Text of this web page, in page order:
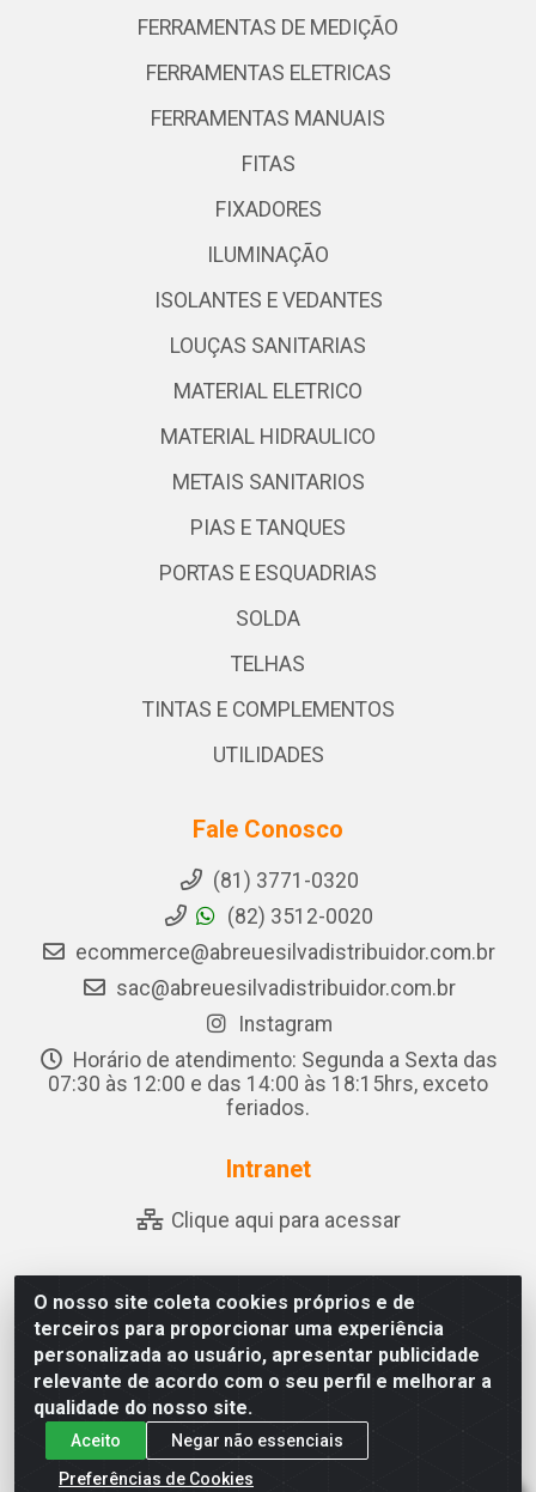
O nosso site coleta cookies próprios e de
terceiros para proporcionar uma experiência
personalizada ao usuário, apresentar publicidade
relevante de acordo com o seu perfil e melhorar a
qualidade do nosso site.
Aceito
Negar não essenciais
Preferências de Cookies
FERRAMENTAS DE MEDIÇÃO
FERRAMENTAS ELETRICAS
FERRAMENTAS MANUAIS
FITAS
FIXADORES
ILUMINAÇÃO
ISOLANTES E VEDANTES
LOUÇAS SANITARIAS
MATERIAL ELETRICO
MATERIAL HIDRAULICO
METAIS SANITARIOS
PIAS E TANQUES
PORTAS E ESQUADRIAS
SOLDA
TELHAS
TINTAS E COMPLEMENTOS
UTILIDADES
Fale Conosco
(81) 3771-0320
(82) 3512-0020
ecommerce@abreuesilvadistribuidor.com.br
sac@abreuesilvadistribuidor.com.br
Instagram
Horário de atendimento: Segunda a Sexta das
07:30 às 12:00 e das 14:00 às 18:15hrs, exceto
feriados.
Intranet
Clique aqui para acessar
Abreu & Silva - Rua Padre Jose de Souza Leite, 265 -
Ariado, Olho D'Água das Flores/AL - CEP 57.442-000 -
CNPJ 04.790.656/0001-06